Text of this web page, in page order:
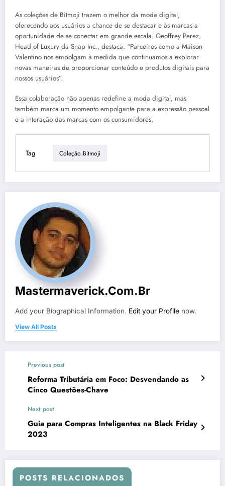
As coleções de Bitmoji trazem o melhor da moda digital,
oferecendo aos usuários a chance de se destacar e às marcas a
oportunidade de se conectar em grande escala. Geoffrey Perez,
Head of Luxury da Snap Inc., destaca: “Parceiros como a Maison
Valentino nos empolgam à medida que continuamos a explorar
novas maneiras de proporcionar conteúdo e produtos digitais para
nossos usuários”.
Essa colaboração não apenas redefine a moda digital, mas
também marca um momento empolgante para a expressão pessoal
e a interação das marcas com os consumidores.
Tag Coleção Bitmoji
Mastermaverick.com.br
Add your Biographical Information. Edit your Profile now.
View All Posts
Previous post
Reforma Tributária em Foco: Desvendando as
Cinco Questões-Chave
Next post
Guia para Compras Inteligentes na Black Friday
2023
POSTS RELACIONADOS